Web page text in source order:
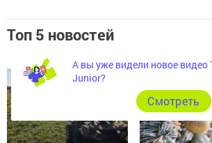
Топ 5 новостей
А вы уже видели новое видео
Junior?
Cмотреть